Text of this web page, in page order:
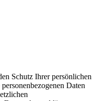
Schutz Ihrer persönlichen
Daten